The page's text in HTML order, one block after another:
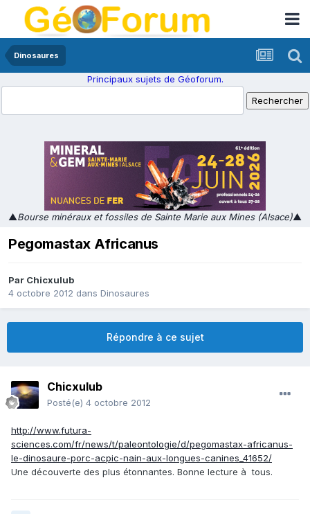
Dinosaures
Principaux sujets de Géoforum.
▲Bourse minéraux et fossiles de Sainte Marie aux Mines (Alsace)▲
Pegomastax Africanus
Par Chicxulub
4 octobre 2012 dans Dinosaures
Répondre à ce sujet
Chicxulub
Posté(e) 4 octobre 2012
http://www.futura-
sciences.com/fr/news/t/paleontologie/d/pegomastax-africanus-
le-dinosaure-porc-acpic-nain-aux-longues-canines_41652/
Une découverte des plus étonnantes. Bonne lecture à tous.